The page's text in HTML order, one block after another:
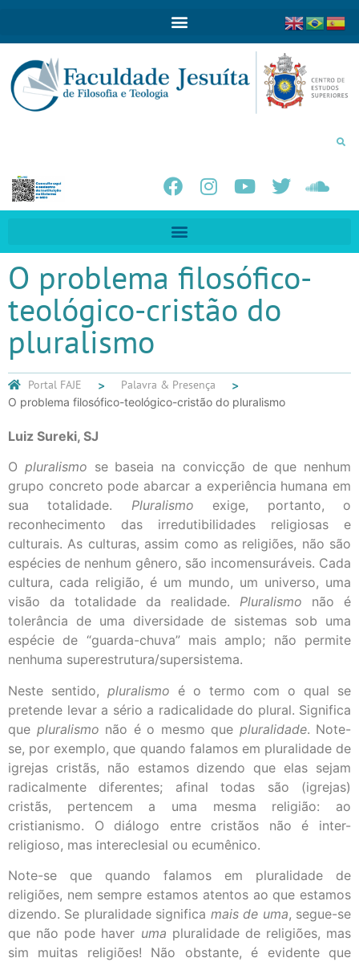
O problema filosófico-
teológico-cristão do
pluralismo
Portal FAJE Palavra & Presença
O problema filosófico-teológico-cristão do pluralismo
Luiz Sureki, SJ
O pluralismo se baseia na convicção de que nenhum
grupo concreto pode abarcar a experiência humana em
sua totalidade. Pluralismo exige, portanto, o
reconhecimento das irredutibilidades religiosas e
culturais. As culturas, assim como as religiões, não são
espécies de nenhum gênero, são incomensuráveis. Cada
cultura, cada religião, é um mundo, um universo, uma
visão da totalidade da realidade. Pluralismo não é
tolerância de uma diversidade de sistemas sob uma
espécie de “guarda-chuva” mais amplo; não permite
nenhuma superestrutura/supersistema.
Neste sentido, pluralismo é o termo com o qual se
pretende levar a sério a radicalidade do plural. Significa
que pluralismo não é o mesmo que pluralidade. Note-
se, por exemplo, que quando falamos em pluralidade de
igrejas cristãs, não estamos dizendo que elas sejam
radicalmente diferentes; afinal todas são (igrejas)
cristãs, pertencem a uma mesma religião: ao
cristianismo. O diálogo entre cristãos não é inter-
religioso, mas intereclesial ou ecumênico.
Note-se que quando falamos em pluralidade de
religiões, nem sempre estamos atentos ao que estamos
dizendo. Se pluralidade significa mais de uma, segue-se
que não pode haver uma pluralidade de religiões, mas
sim muitas religiões! Não obstante, é evidente que